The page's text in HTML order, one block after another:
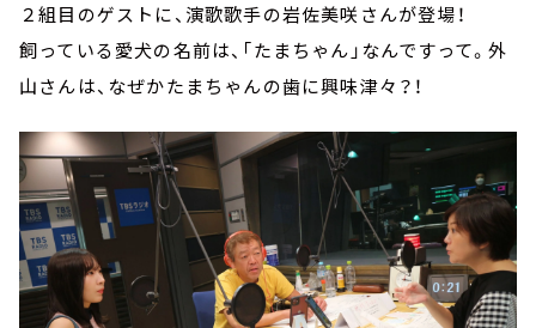
２組目のゲストに、演歌歌手の岩佐美咲さんが登場！
飼っている愛犬の名前は、「たまちゃん」なんですって。外
山さんは、なぜかたまちゃんの歯に興味津々？！